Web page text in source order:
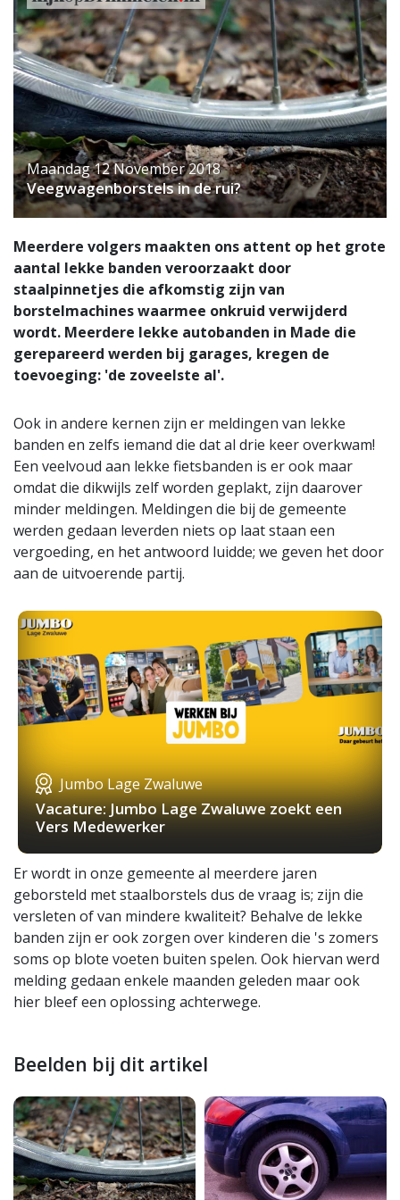
Maandag 12 November 2018
Veegwagenborstels in de rui?
Meerdere volgers maakten ons attent op het grote
aantal lekke banden veroorzaakt door
staalpinnetjes die afkomstig zijn van
borstelmachines waarmee onkruid verwijderd
wordt. Meerdere lekke autobanden in Made die
gerepareerd werden bij garages, kregen de
toevoeging: 'de zoveelste al'.
Ook in andere kernen zijn er meldingen van lekke
banden en zelfs iemand die dat al drie keer overkwam!
Een veelvoud aan lekke fietsbanden is er ook maar
omdat die dikwijls zelf worden geplakt, zijn daarover
minder meldingen. Meldingen die bij de gemeente
werden gedaan leverden niets op laat staan een
vergoeding, en het antwoord luidde; we geven het door
aan de uitvoerende partij.
Jumbo Lage Zwaluwe
Vacature: Jumbo Lage Zwaluwe zoekt een
Vers Medewerker
Er wordt in onze gemeente al meerdere jaren
geborsteld met staalborstels dus de vraag is; zijn die
versleten of van mindere kwaliteit? Behalve de lekke
banden zijn er ook zorgen over kinderen die 's zomers
soms op blote voeten buiten spelen. Ook hiervan werd
melding gedaan enkele maanden geleden maar ook
hier bleef een oplossing achterwege.
Beelden bij dit artikel